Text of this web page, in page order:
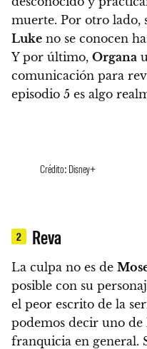
muerte. Por otro lado,
Luke no se conocen
Y por último, Organa
comunicación para
episodio 5 es algo
Crédito: Disney+
2 Reva
La culpa no es de
posible con su
el peor escrito de la
podemos decir uno de
franquicia en general.